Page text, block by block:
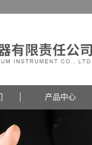
产品中心